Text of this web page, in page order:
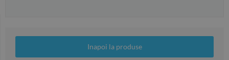
Inapoi la produse